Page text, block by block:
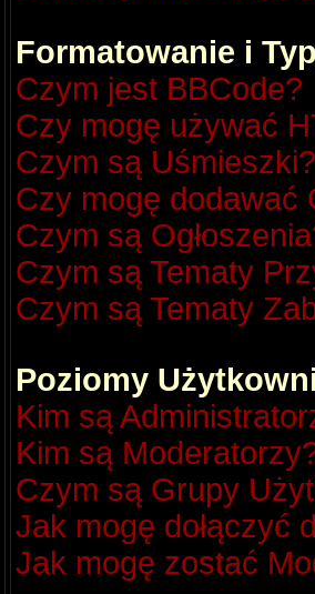
Formatowanie i
Czym jest BBCode?
Czy mogę używać
Czym są Uśmieszki?
Czy mogę dodawać
Czym są
Czym są Tematy
Czym są Tematy
Poziomy
Kim są
Kim są
Czym są Grupy
Jak mogę dołączyć
Jak mogę zostać